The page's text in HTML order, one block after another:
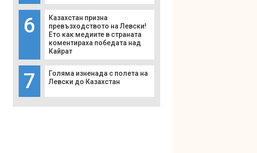
6
Казахстан призна
превъзходството на Левски!
Ето как медиите в страната
коментираха победата над
Кайрат
7
Голяма изненада с полета на
Левски до Казахстан